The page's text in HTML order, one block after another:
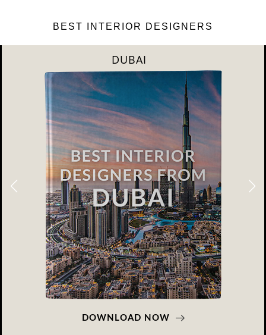
BEST INTERIOR DESIGNERS
DUBAI
DOWNLOAD NOW